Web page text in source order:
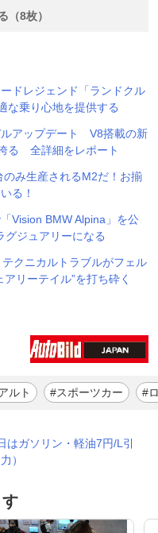
（8枚）
ドレジェンド「ランドクル
な乗り心地を提供する
ルアップデート V8搭載の新
る 全詳細をレポート
のみ生産されるM2だ！お揃
る！
Vision BMW Alpina」を公
ジュアリーになる
クニカルトラブルがフェル
リーテイル”を打ち砕く
ルト #スポーツカー #
はガソリン・軽油7円/L引
）